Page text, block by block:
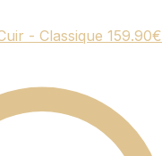
- Classique 159.90€